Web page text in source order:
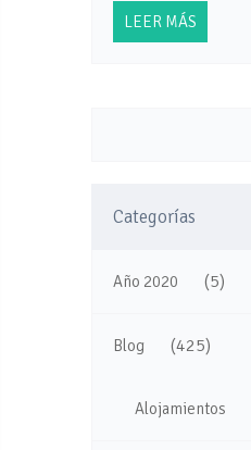
LEER MÁS
Categorías
Año 2020 (5)
Blog (425)
Alojamientos